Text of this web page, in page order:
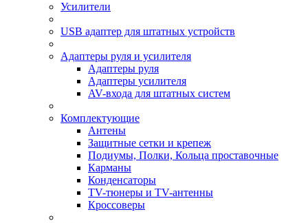
Усилители
USB адаптер для штатных устройств
Адаптеры руля и усилителя
Адаптеры руля
Адаптеры усилителя
AV-входа для штатных систем
Комплектующие
Антены
Защитные сетки и крепеж
Подиумы, Полки, Кольца проставочные
Карманы
Конденсаторы
TV-тюнеры и TV-антенны
Кроссоверы